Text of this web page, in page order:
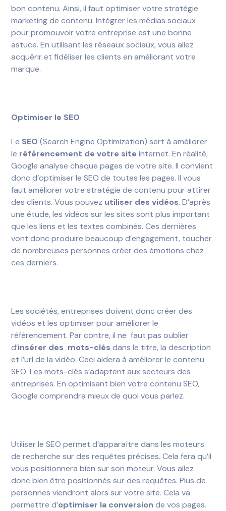
bon contenu. Ainsi, il faut optimiser votre stratégie
marketing de contenu. Intégrer les médias sociaux
pour promouvoir votre entreprise est une bonne
astuce. En utilisant les réseaux sociaux, vous allez
acquérir et fidéliser les clients en améliorant votre
marque.
Optimiser le SEO
Le SEO (Search Engine Optimization) sert à améliorer
le référencement de votre siteinternet. En réalité,
Google analyse chaque pages de votre site. Il convient
donc d’optimiser le SEO de toutes les pages. Il vous
faut améliorer votre stratégie de contenu pour attirer
des clients. Vous pouvez utiliser des vidéos. D’après
une étude, les vidéos sur les sites sont plus important
que les liens et les textes combinés. Ces dernières
vont donc produire beaucoup d’engagement, toucher
de nombreuses personnes créer des émotions chez
ces derniers.
Les sociétés, entreprises doivent donc créer des
vidéos et les optimiser pour améliorer le
référencement. Par contre, il ne faut pas oublier
d’insérer des mots-clésdans le titre, la description
et l’url de la vidéo. Ceci aidera à améliorer le contenu
SEO. Les mots-clés s’adaptent aux secteurs des
entreprises. En optimisant bien votre contenu SEO,
Google comprendra mieux de quoi vous parlez.
Utiliser le SEO permet d’apparaître dans les moteurs
de recherche sur des requêtes précises. Cela fera qu’il
vous positionnera bien sur son moteur. Vous allez
donc bien être positionnés sur des requêtes. Plus de
personnes viendront alors sur votre site. Cela va
permettre d’optimiser la conversionde vos pages.